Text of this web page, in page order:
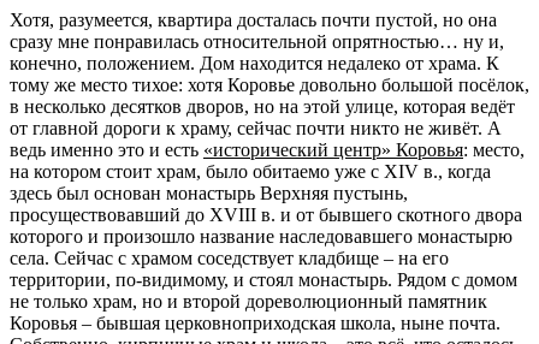
Хотя, разумеется, квартира досталась почти пустой, но она
сразу мне понравилась относительной опрятностью… ну и,
конечно, положением. Дом находится недалеко от храма. К
тому же место тихое: хотя Коровье довольно большой посёлок,
в несколько десятков дворов, но на этой улице, которая ведёт
от главной дороги к храму, сейчас почти никто не живёт. А
ведь именно это и есть «исторический центр» Коровья: место,
на котором стоит храм, было обитаемо уже с XIV в., когда
здесь был основан монастырь Верхняя пустынь,
просуществовавший до XVIII в. и от бывшего скотного двора
которого и произошло название наследовавшего монастырю
села. Сейчас с храмом соседствует кладбище – на его
территории, по-видимому, и стоял монастырь. Рядом с домом
не только храм, но и второй дореволюционный памятник
Коровья – бывшая церковноприходская школа, ныне почта.